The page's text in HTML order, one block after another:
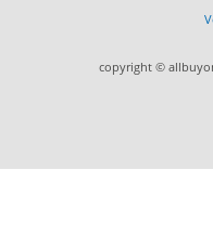
copyright ©